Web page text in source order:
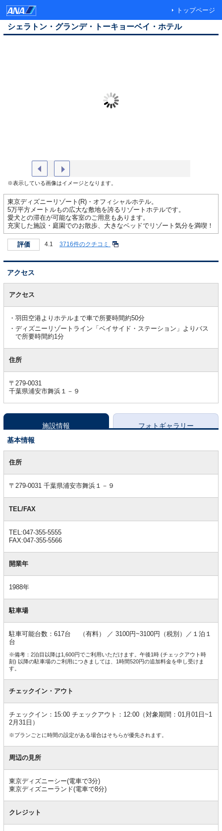
トップページ
シェラトン・グランデ・トーキョーベイ・ホテル
※表示している画像はイメージとなります。
東京ディズニーリゾート(R)・オフィシャルホテル。
5万平方メートルもの広大な敷地を誇るリゾートホテルです。
愛犬との滞在が可能な客室のご用意もあります。
充実した施設・庭園でのお散歩、大きなベッドでリゾート気分を満喫！
評価 4.1 3716件のクチコミ
アクセス
アクセス
羽田空港よりホテルまで車で所要時間約50分
ディズニーリゾートライン「ベイサイド・ステーション」よりバス
で所要時間約1分
住所
〒279-0031
千葉県浦安市舞浜１－９
施設情報
フォトギャラリー
基本情報
本住所
〒279-0031 千葉県浦安市舞浜１－９
TEL/FAX
TEL:047-355-5555
FAX:047-355-5566
開業年
1988年
駐車場
駐車可能台数：617台 （有料） ／ 3100円~3100円（税別）／１泊１
台
※備考：2泊目以降は1,600円でご利用いただけます。午後1時 (チェックアウト時
刻) 以降の駐車場のご利用につきましては、1時間520円の追加料金を申し受けま
す。
チェックイン・アウト
チェックイン：15:00 チェックアウト：12:00（対象期間：01月01日~1
2月31日）
※プランごとに時間の設定がある場合はそちらが優先されます。
周辺の見所
東京ディズニーシー(電車で3分)
東京ディズニーランド(電車で8分)
クレジット